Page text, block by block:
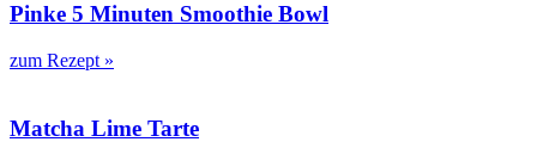
Pinke 5 Minuten Smoothie Bowl
zum Rezept »
Matcha Lime Tarte